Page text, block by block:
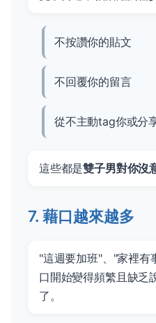
不按讚你的貼文
不回覆你的留言
從不主動tag你或分
這些都是雙子男對你沒
7. 藉口越來越多
"這週要加班"、"家裡有
口開始變得頻繁且缺乏
了。